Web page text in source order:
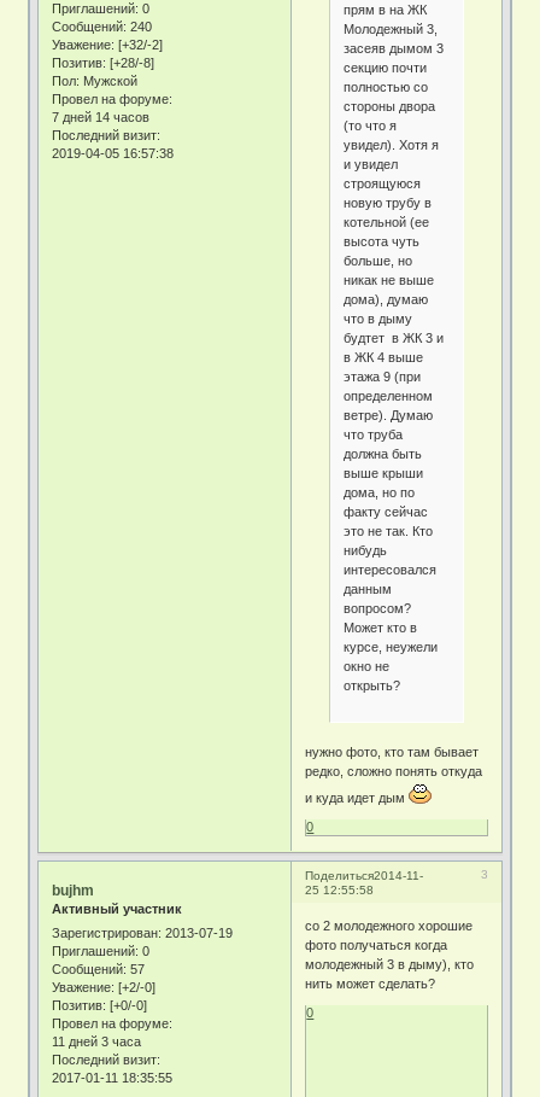
Приглашений: 0
Сообщений: 240
Уважение: [+32/-2]
Позитив: [+28/-8]
Пол: Мужской
Провел на форуме:
7 дней 14 часов
Последний визит:
2019-04-05 16:57:38
прям в на ЖК
Молодежный 3,
засеяв дымом 3
секцию почти
полностью со
стороны двора
(то что я
увидел). Хотя я
и увидел
строящуюся
новую трубу в
котельной (ее
высота чуть
больше, но
никак не выше
дома), думаю
что в дыму
будтет в ЖК 3 и
в ЖК 4 выше
этажа 9 (при
определенном
ветре). Думаю
что труба
должна быть
выше крыши
дома, но по
факту сейчас
это не так. Кто
нибудь
интересовался
данным
вопросом?
Может кто в
курсе, неужели
окно не
открыть?
нужно фото, кто там бывает
редко, сложно понять откуда
и куда идет дым
0
Поделиться 3
2014-11-
25 12:55:58
bujhm
Активный участник
Зарегистрирован: 2013-07-19
Приглашений: 0
Сообщений: 57
Уважение: [+2/-0]
Позитив: [+0/-0]
Провел на форуме:
11 дней 3 часа
Последний визит:
2017-01-11 18:35:55
со 2 молодежного хорошие
фото получаться когда
молодежный 3 в дыму), кто
нить может сделать?
0